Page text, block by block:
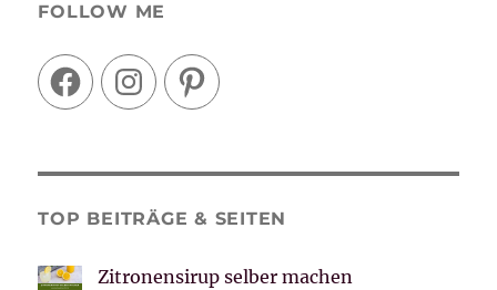
FOLLOW ME
FacebookInstagramPinterest
TOP BEITRÄGE & SEITEN
Zitronensirup selber machen